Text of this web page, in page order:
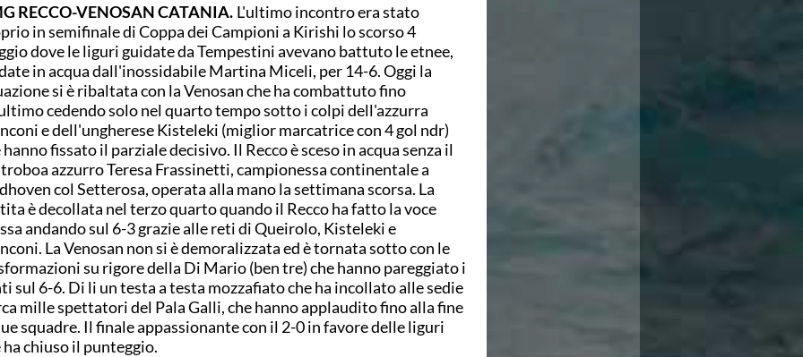
RECCO-VENOSAN CATANIA. L'ultimo incontro era stato
in semifinale di Coppa dei Campioni a Kirishi lo scorso 4
dove le liguri guidate da Tempestini avevano battuto le etnee,
in acqua dall'inossidabile Martina Miceli, per 14-6. Oggi la
si è ribaltata con la Venosan che ha combattuto fino
cedendo solo nel quarto tempo sotto i colpi dell'azzurra
e dell'ungherese Kisteleki (miglior marcatrice con 4 gol ndr)
hanno fissato il parziale decisivo. Il Recco è sceso in acqua senza il
azzurro Teresa Frassinetti, campionessa continentale a
col Setterosa, operata alla mano la settimana scorsa. La
è decollata nel terzo quarto quando il Recco ha fatto la voce
andando sul 6-3 grazie alle reti di Queirolo, Kisteleki e
La Venosan non si è demoralizzata ed è tornata sotto con le
su rigore della Di Mario (ben tre) che hanno pareggiato i
sul 6-6. Di li un testa a testa mozzafiato che ha incollato alle sedie
mille spettatori del Pala Galli, che hanno applaudito fino alla fine
squadre. Il finale appassionante con il 2-0 in favore delle liguri
ha chiuso il punteggio.